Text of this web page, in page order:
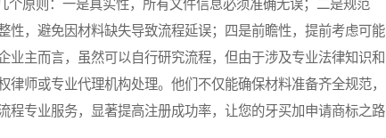
原则：一是真实性，所有文件信息必须准确无误；二是规范
性，避免因材料缺失导致流程延误；四是前瞻性，提前考虑可能
业主而言，虽然可以自行研究流程，但由于涉及专业法律知识和
师或专业代理机构处理。他们不仅能确保材料准备齐全规范，
程专业服务，显著提高注册成功率，让您的牙买加申请商标之路